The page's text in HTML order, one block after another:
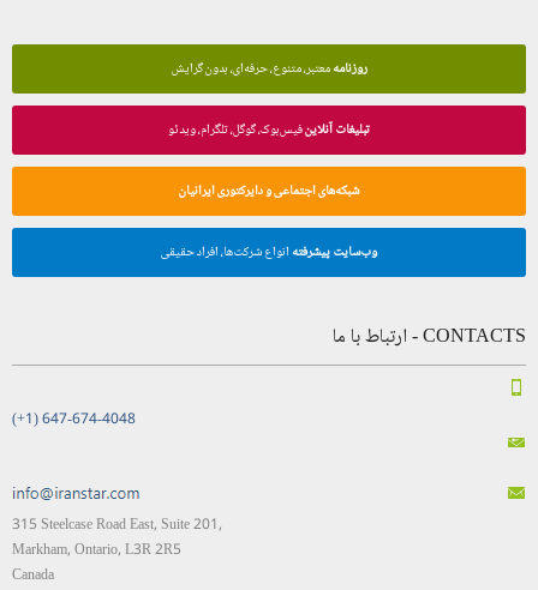
روزنامهمعتبر، متنوع، حرفه‌ای، بدون گرایش
تبلیغات آنلاینفیس‌بوک، گوگل، تلگرام، ویدئو
شبکه‌های اجتماعی و دایرکتوری ایرانیان
وب‌سایت پیشرفته انواع شرکت‌ها، افراد حقیقی
CONTACTS - ارتباط با ما
(+1) 647-674-4048
315 Steelcase Road East, Suite 201,
Markham, Ontario, L3R 2R5
Canada